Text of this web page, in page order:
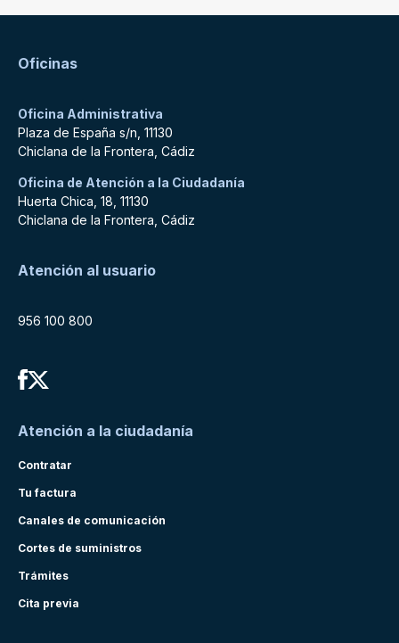
Oficinas
Oficina Administrativa
Plaza de España s/n, 11130
Chiclana de la Frontera, Cádiz
Oficina de Atención a la Ciudadanía
Huerta Chica, 18, 11130
Chiclana de la Frontera, Cádiz
Atención al usuario
956 100 800
Atención a la ciudadanía
Contratar
Tu factura
Canales de comunicación
Cortes de suministros
Trámites
Cita previa